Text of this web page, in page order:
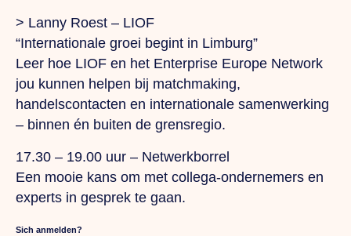
> Lanny Roest – LIOF
“Internationale groei begint in Limburg”
Leer hoe LIOF en het Enterprise Europe Network
jou kunnen helpen bij matchmaking,
handelscontacten en internationale samenwerking
– binnen én buiten de grensregio.
17.30 – 19.00 uur – Netwerkborrel
Een mooie kans om met collega-ondernemers en
experts in gesprek te gaan.
Sich anmelden?